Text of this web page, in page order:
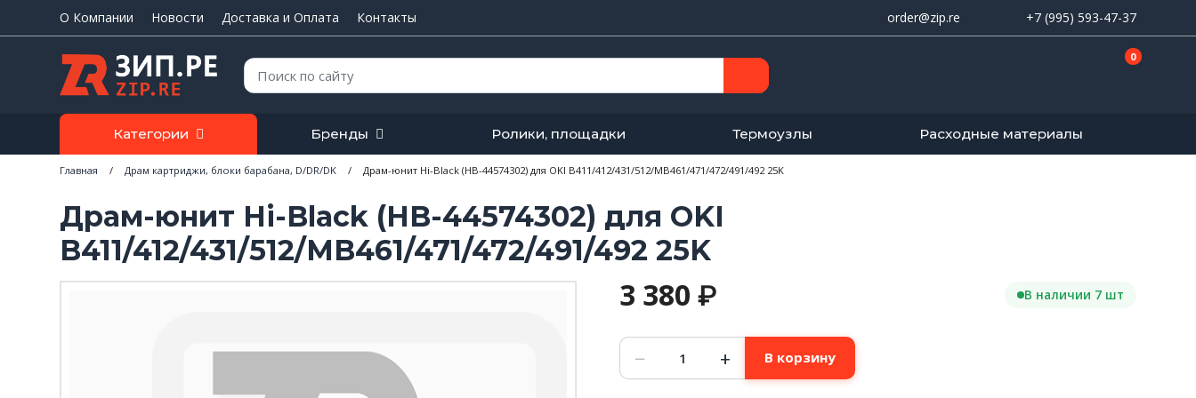
О Компании Новости Доставка и Оплата Контакты order@zip.re +7 (995) 593-47-37
Поиск: 0
Категории Бренды Ролики, площадки Термоузлы Расходные материалы
Главная / Драм картриджи, блоки барабана, D/DR/DK / Драм-юнит Hi-Black (HB-44574302) для OKI B411/412/431/512/MB461/471/472/491/492 25K
Драм-юнит Hi-Black (HB-44574302) для OKI
B411/412/431/512/MB461/471/472/491/492 25K
3 380₽ В наличии 7 шт
Количество
товара
Драм-
− + В корзину